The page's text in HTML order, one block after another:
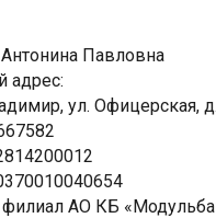
Павловна
адрес:
ул. Офицерская,
АО КБ